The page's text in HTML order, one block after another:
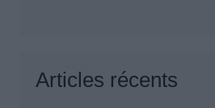
Articles récents